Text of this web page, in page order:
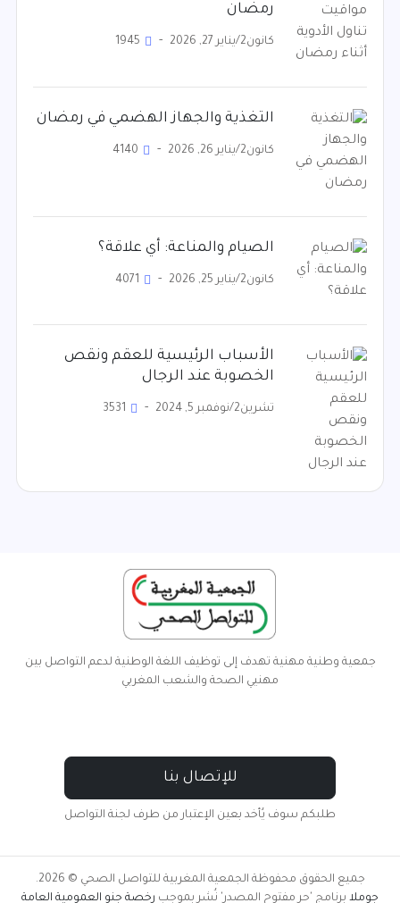
رمضان
كانون2/يناير 27, 2026 1945
التغذية والجهاز الهضمي في رمضان
كانون2/يناير 26, 2026 4140
الصيام والمناعة: أي علاقة؟
كانون2/يناير 25, 2026 4071
الأسباب الرئيسية للعقم ونقص
الخصوبة عند الرجال
تشرين2/نوفمبر 5, 2024 3531
جمعية وطنية مهنية تهدف إلى توظيف اللغة الوطنية لدعم التواصل بين
مهنيي الصحة والشعب المغربي
للإتصال بنا
طلبكم سوف يُأخد بعين الإعتبار من طرف لجنة التواصل
جميع الحقوق محفوظة الجمعية المغربية للتواصل الصحي © 2026.
جوملا برنامج 'حر مفتوح المصدر' نُشر بموجب رخصة جنو العمومية العامة